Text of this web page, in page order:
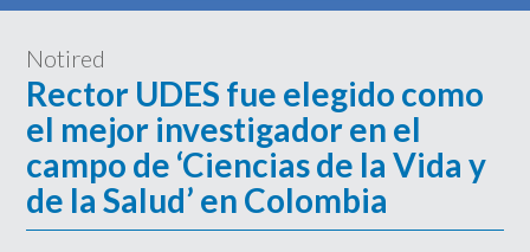
Notired
Rector UDES fue elegido como
el mejor investigador en el
campo de ‘Ciencias de la Vida y
de la Salud’ en Colombia